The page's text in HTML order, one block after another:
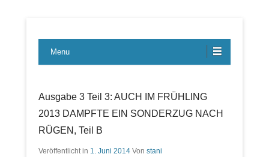
LBE-Express
Menu
Ausgabe 3 Teil 3: AUCH IM FRÜHLING
2013 DAMPFTE EIN SONDERZUG NACH
RÜGEN, Teil B
Veröffentlicht in 1. Juni 2014 Von stani